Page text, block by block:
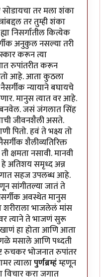
सोडायचा तर मला शंका
तर तुम्ही शंका
निसर्गातील कित्येक
अनुकुल नसल्या तरी
करून त्या
रुपांतरीत करून
आहे. आता कुठला
न्यायाने बघायचे
मानुस त्यात वर आहे.
जसं जंगलात सिंह
जीवनशैली असते.
पितो. हवं ते भक्ष्य तो
शैलीव्यतिरिक्त
क्षमता नसावी. मानवी
अतिशय समृध्द अन्न
सहज उपलब्ध आहे.
सांगीतल्या जातं ते
अवस्थेत मानुस
भाजलेलं मांस
त्याने ते भाजणं सुरू
हा होता आणि आता
मसाले आणि पध्दती
रुचकर भोजनात रुपांतर
त्यालापुर्णब्रम्हंम्हणून
करा जगात